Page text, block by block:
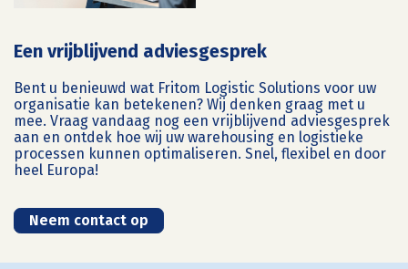
Een vrijblijvend adviesgesprek
Bent u benieuwd wat Fritom Logistic Solutions voor uw
organisatie kan betekenen? Wij denken graag met u
mee. Vraag vandaag nog een vrijblijvend adviesgesprek
aan en ontdek hoe wij uw warehousing en logistieke
processen kunnen optimaliseren. Snel, flexibel en door
heel Europa!
Neem contact op